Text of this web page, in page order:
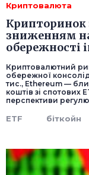
Криптовалюта
зниженням на
обережності
Криптовалютний
обережної
тис., Ethereum —
коштів зі спотових
перспективи
ETF біткойн